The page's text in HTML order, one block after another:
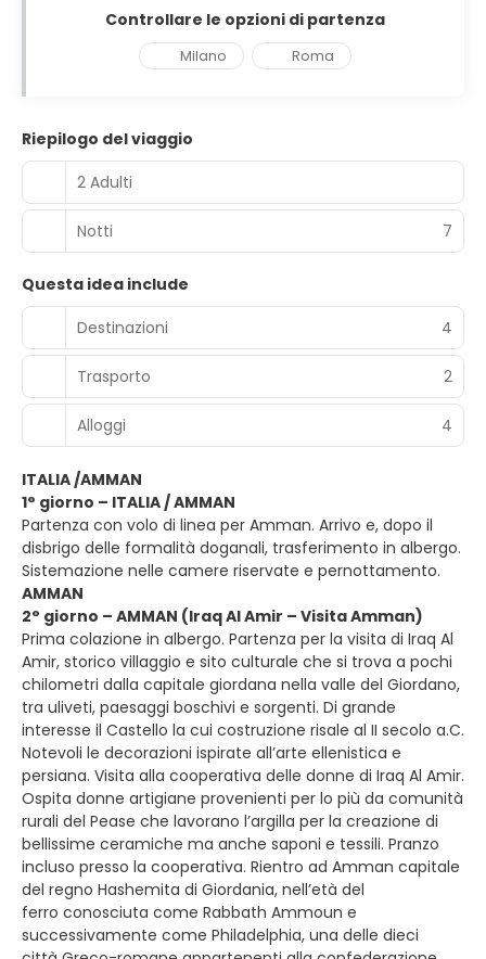
Controllare le opzioni di partenza
Milano Roma
Riepilogo del viaggio
2 Adulti
Notti 7
Questa idea include
Destinazioni
4
Trasporto 2
Alloggi 4
ITALIA /AMMAN
1° giorno – ITALIA / AMMAN
Partenza con volo di linea per Amman. Arrivo e, dopo il
disbrigo delle formalità doganali, trasferimento in albergo.
Sistemazione nelle camere riservate e pernottamento.
AMMAN
2° giorno – AMMAN (Iraq Al Amir – Visita Amman)
Prima colazione in albergo. Partenza per la visita di Iraq Al
Amir, storico villaggio e sito culturale che si trova a pochi
chilometri dalla capitale giordana nella valle del Giordano,
tra uliveti, paesaggi boschivi e sorgenti. Di grande
interesse il Castello la cui costruzione risale al II secolo a.C.
Notevoli le decorazioni ispirate all’arte ellenistica e
persiana. Visita alla cooperativa delle donne di Iraq Al Amir.
Ospita donne artigiane provenienti per lo più da comunità
rurali del Pease che lavorano l’argilla per la creazione di
bellissime ceramiche ma anche saponi e tessili. Pranzo
incluso presso la cooperativa. Rientro ad Amman capitale
del regno Hashemita di Giordania, nell’età del
ferro conosciuta come Rabbath Ammoun e
successivamente come Philadelphia, una delle dieci